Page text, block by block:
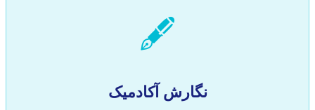
🖋️
نگارش آکادمیک